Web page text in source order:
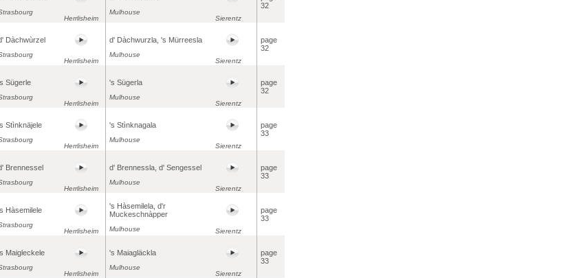
Herrlisheim
Mulhouse
Sierentz
32
Dàchwùrzel
Herrlisheim
d' Dàchwurzla, 's Mürreesla
Mulhouse
Sierentz
page
32
Sügerle
Herrlisheim
's Sügerla
Mulhouse
Sierentz
page
32
Stìnknäjele
Herrlisheim
's Stìnknagala
Mulhouse
Sierentz
page
33
Brennessel
Herrlisheim
d' Brennessla, d' Sengessel
Mulhouse
Sierentz
page
33
Hàsemilele
Herrlisheim
's Hàsemilela, d'r
Muckeschnàpper
Mulhouse Sierentz
page
33
Maigleckele
Herrlisheim
's Maiagläckla
Mulhouse
Sierentz
page
33